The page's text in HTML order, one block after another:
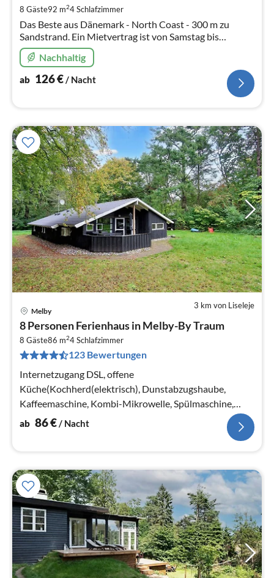
8 Gäste92 m24Schlafzimmer
Das Beste aus Dänemark - North Coast - 300 m zu
Sandstrand. Ein Mietvertrag ist von Samstag bis
Samstag. Es kann eine Woche, 14 Tage oder mehr sein.
Nachhaltig
ab 126€/ Nacht
3 km von Liseleje
Melby
8 Personen Ferienhaus in Melby-By Traum
8 Gäste86 m24Schlafzimmer
123 Bewertungen
Internetzugang DSL, offene
Küche(Kochherd(elektrisch), Dunstabzugshaube,
Kaffeemaschine, Kombi-Mikrowelle, Spülmaschine,
Kühl-/Gefrierkombination, Waschmaschine)
ab 86€/ Nacht